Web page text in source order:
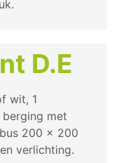
D.E
wit, 1
met
200 x 200
verlichting.